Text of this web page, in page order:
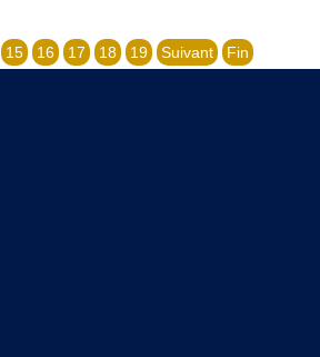
15 16 17 18 19 Suivant Fin